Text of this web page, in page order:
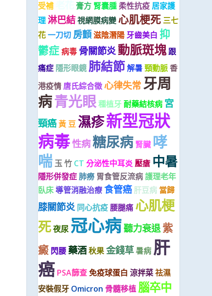
受補
膏方 腎囊腫 柔性抗疫 居家護
理淋巴結視網膜病變 心肌梗死 三七
花一刀切 房顫滋陰潛陽牙齒美白 抑
鬱症病毒 骨關節炎動脈斑塊跟
痛症 隱形眼鏡 肺結節解暑頸動脈香
港疫情 唐氏綜合徵心律失常牙周
病青光眼種植牙耐藥結核病 宮
頸癌黃 豆 濕疹新型冠狀
病毒性病糖尿病 腎臟 哮
喘 玉 竹 CT 分泌性中耳炎壓瘡 中暑
隱形併發症肺癆 胃食管反流病護理老年
臥床 導管消融治療食管癌 肝豆病 當歸
膝關節炎 同心抗疫 腰腿痛 心肌梗
死夜尿 冠心病聽力衰退紫
癜 閃腰藥酒秋果金錢草暑病 肝
癌 PSA篩查免疫球蛋白 涼拌菜祛濕
安裝假牙 Omicron 骨髓移植 腦卒中